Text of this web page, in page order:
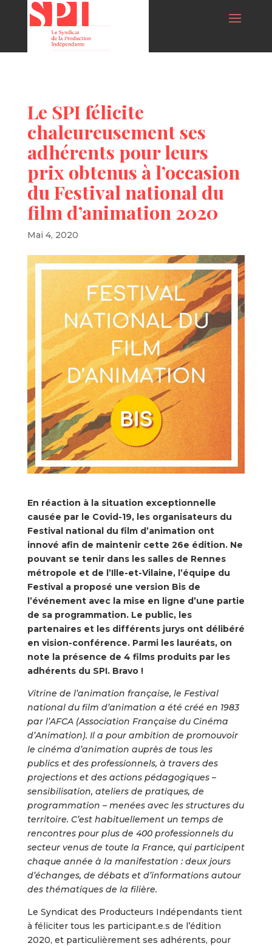
Le SPI félicite
chaleureusement ses
adhérents pour leurs
prix obtenus à l’occasion
du Festival national du
film d’animation 2020
Mai 4, 2020
En réaction à la situation exceptionnelle
causée par le Covid-19, les organisateurs du
Festival national du film d’animation ont
innové afin de maintenir cette 26e édition. Ne
pouvant se tenir dans les salles de Rennes
métropole et de l’Ille-et-Vilaine, l’équipe du
Festival a proposé une version Bis de
l’événement avec la mise en ligne d’une partie
de sa programmation. Le public, les
partenaires et les différents jurys ont délibéré
en vision-conférence. Parmi les lauréats, on
note la présence de 4 films produits par les
adhérents du SPI. Bravo !
Vitrine de l’animation française, le Festival
national du film d’animation a été créé en 1983
par l’AFCA (Association Française du Cinéma
d’Animation). Il a pour ambition de promouvoir
le cinéma d’animation auprès de tous les
publics et des professionnels, à travers des
projections et des actions pédagogiques –
sensibilisation, ateliers de pratiques, de
programmation – menées avec les structures du
territoire. C’est habituellement un temps de
rencontres pour plus de 400 professionnels du
secteur venus de toute la France, qui participent
chaque année à la manifestation : deux jours
d’échanges, de débats et d’informations autour
des thématiques de la filière.
Le Syndicat des Producteurs Indépendants tient
à féliciter tous les participant.e.s de l’édition
2020, et particulièrement ses adhérents, pour